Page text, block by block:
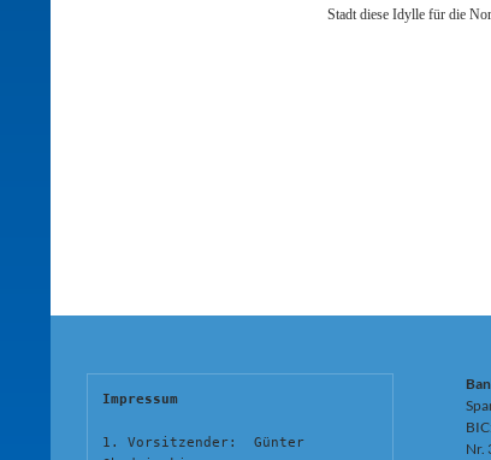
Stadt diese Idylle für die
Impressum
1. Vorsitzender:  Günter
Nr.